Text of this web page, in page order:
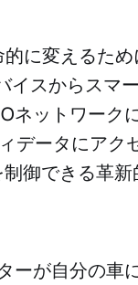
に変えるため
イスからスマ
ットワーク
データにアク
御できる革
ーが自分の車